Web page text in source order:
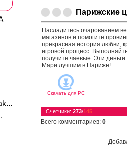
Парижские
Насладитесь очарованием
магазинов и помогите
прекрасная история любви,
игровой процесс.
получите чаевые. Эти деньги
Мари лучшим в Париже!
Скачать дляPC
Счетчики: 273/145
Всего комментариев: 0